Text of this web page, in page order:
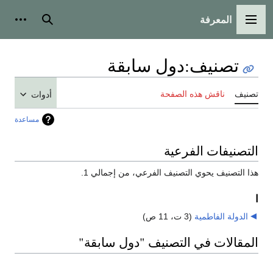
القائمة الرئيسية
المعرفة بحث
تصنيف:دول سابقة
تصنيف ناقش هذه الصفحة أدوات
مساعدة
التصنيفات الفرعية
هذا التصنيف يحوي التصنيف الفرعي، من إجمالي 1.
الدولة الفاطمية (3 ت، 11 ص)
المقالات في التصنيف "دول سابقة"